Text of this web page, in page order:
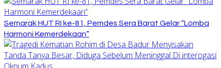
Semarak HUT RI ke-81, Pemdes Sera Barat Gelar “Lomba
Harmoni Kemerdekaan”